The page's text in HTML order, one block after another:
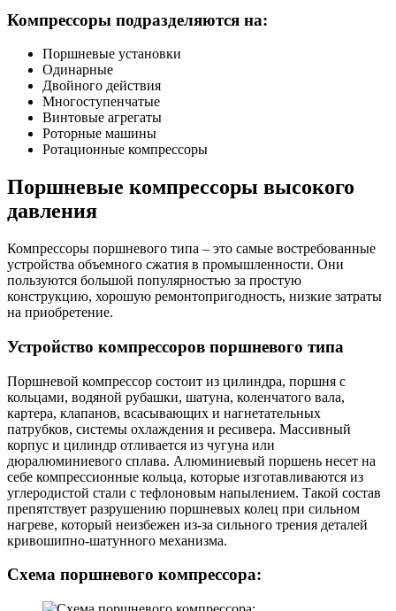
Компрессоры подразделяются на:
Поршневые установки
Одинарные
Двойного действия
Многоступенчатые
Винтовые агрегаты
Роторные машины
Ротационные компрессоры
Поршневые компрессоры высокого
давления
Компрессоры поршневого типа – это самые востребованные
устройства объемного сжатия в промышленности. Они
пользуются большой популярностью за простую
конструкцию, хорошую ремонтопригодность, низкие затраты
на приобретение.
Устройство компрессоров поршневого типа
Поршневой компрессор состоит из цилиндра, поршня с
кольцами, водяной рубашки, шатуна, коленчатого вала,
картера, клапанов, всасывающих и нагнетательных
патрубков, системы охлаждения и ресивера. Массивный
корпус и цилиндр отливается из чугуна или
дюралюминиевого сплава. Алюминиевый поршень несет на
себе компрессионные кольца, которые изготавливаются из
углеродистой стали с тефлоновым напылением. Такой состав
препятствует разрушению поршневых колец при сильном
нагреве, который неизбежен из-за сильного трения деталей
кривошипно-шатунного механизма.
Схема поршневого компрессора: